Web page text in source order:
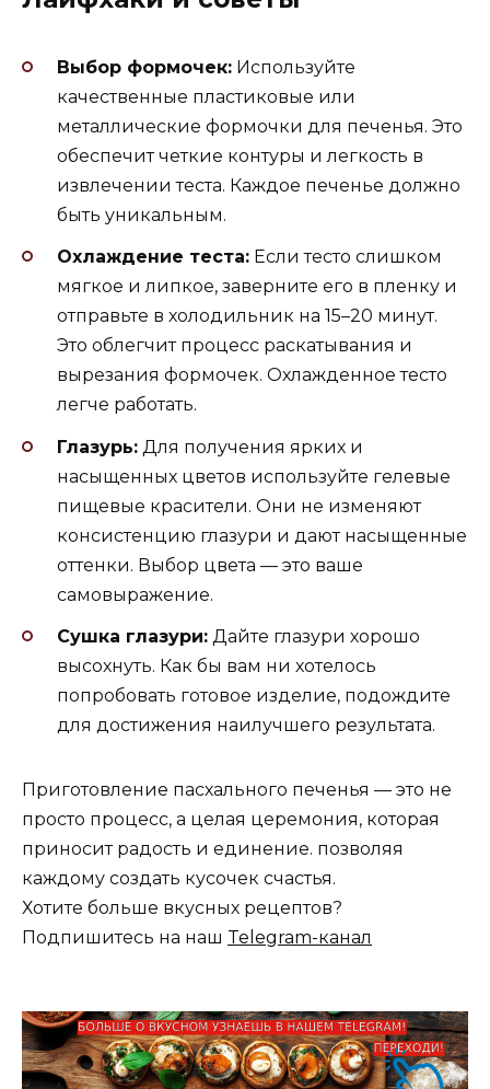
Выбор формочек: Используйте
качественные пластиковые или
металлические формочки для печенья. Это
обеспечит четкие контуры и легкость в
извлечении теста. Каждое печенье должно
быть уникальным.
Охлаждение теста: Если тесто слишком
мягкое и липкое, заверните его в пленку и
отправьте в холодильник на 15–20 минут.
Это облегчит процесс раскатывания и
вырезания формочек. Охлажденное тесто
легче работать.
Глазурь: Для получения ярких и
насыщенных цветов используйте гелевые
пищевые красители. Они не изменяют
консистенцию глазури и дают насыщенные
оттенки. Выбор цвета — это ваше
самовыражение.
Сушка глазури: Дайте глазури хорошо
высохнуть. Как бы вам ни хотелось
попробовать готовое изделие, подождите
для достижения наилучшего результата.
Приготовление пасхального печенья — это не
просто процесс, а целая церемония, которая
приносит радость и единение. позволяя
каждому создать кусочек счастья.
Хотите больше вкусных рецептов?
Подпишитесь на наш Telegram-канал